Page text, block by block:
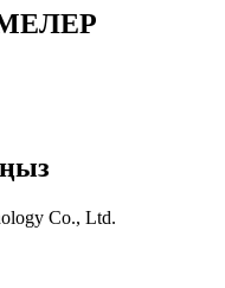
Co., Ltd.